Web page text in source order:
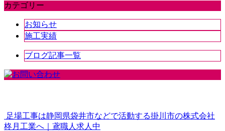
カテゴリー
お知らせ
施工実績
ブログ記事一覧
足場工事は静岡県袋井市などで活動する掛川市の株式会社
柊月工業へ｜鳶職人求人中